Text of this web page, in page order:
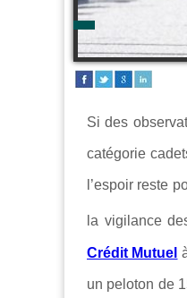
Si des
catégorie
l’espoir reste
la vigilance
Crédit Mutuel
un peloton de